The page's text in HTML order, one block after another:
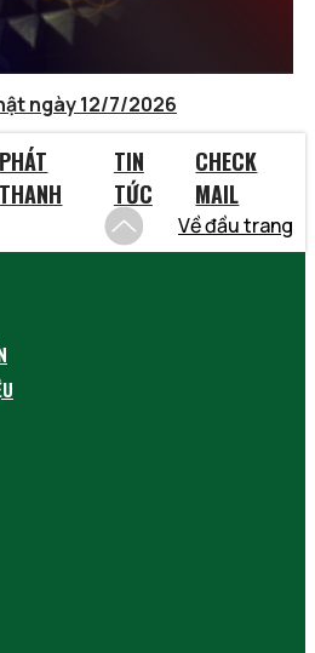
ngày 12/7/2026
PHÁT
THANH
TIN
TỨC
CHECK
MAIL
Về đầu trang